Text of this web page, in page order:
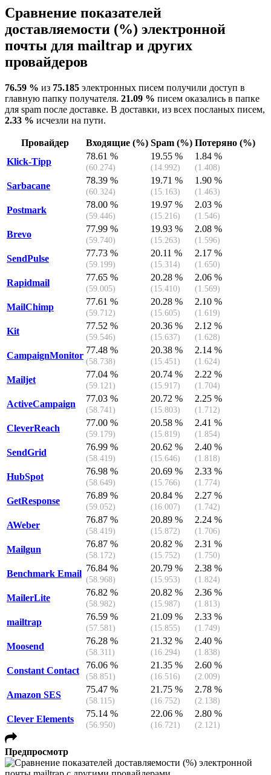
Сравнение показателей
доставляемости (%) электронной
почты для mailtrap и других
провайдеров
76.59 % из 75.185 электронных писем получили доступ в
главную папку получателя. 21.09 % писем оказались в папке
для spam после доставке. В доставки, из всех посланых писем,
2.33 % исчезли на пути.
Провайдер Входящие (%) Spam (%) Потеряно (%)
Klick-Tipp
78.61 %
(60.274)
19.55 %
(14.992)
1.84 %
(1.408)
Sarbacane
78.39 %
(60.324)
19.71 %
(15.163)
1.90 %
(1.463)
Postmark
78.00 %
(59.446)
19.97 %
(15.216)
2.03 %
(1.546)
Brevo
77.99 %
(59.740)
19.93 %
(15.263)
2.08 %
(1.596)
SendPulse
77.73 %
(59.199)
20.11 %
(15.314)
2.17 %
(1.650)
Rapidmail
77.65 %
(59.005)
20.28 %
(15.410)
2.06 %
(1.569)
MailChimp
77.61 %
(59.712)
20.28 %
(15.605)
2.10 %
(1.619)
Kit
77.52 %
(59.546)
20.36 %
(15.637)
2.12 %
(1.628)
CampaignMonitor
77.48 %
(58.738)
20.38 %
(15.451)
2.14 %
(1.624)
Mailjet
77.04 %
(59.121)
20.74 %
(15.917)
2.22 %
(1.704)
ActiveCampaign
77.03 %
(58.741)
20.72 %
(15.803)
2.25 %
(1.712)
CleverReach
77.00 %
(59.179)
20.58 %
(15.819)
2.41 %
(1.854)
SendGrid
76.99 %
(58.419)
20.62 %
(15.646)
2.40 %
(1.818)
HubSpot
76.98 %
(58.649)
20.69 %
(15.766)
2.33 %
(1.774)
GetResponse
76.89 %
(59.052)
20.84 %
(16.007)
2.27 %
(1.742)
AWeber
76.87 %
(58.419)
20.89 %
(15.872)
2.24 %
(1.706)
Mailgun
76.87 %
(58.172)
20.82 %
(15.752)
2.31 %
(1.750)
Benchmark Email
76.84 %
(58.968)
20.79 %
(15.953)
2.38 %
(1.824)
MailerLite
76.82 %
(58.982)
20.82 %
(15.987)
2.36 %
(1.813)
mailtrap
76.59 %
(57.581)
21.09 %
(15.855)
2.33 %
(1.749)
Moosend
76.28 %
(58.311)
21.32 %
(16.294)
2.40 %
(1.838)
Constant Contact
76.06 %
(58.851)
21.35 %
(16.516)
2.60 %
(2.009)
Amazon SES
75.47 %
(58.115)
21.75 %
(16.752)
2.78 %
(2.138)
Clever Elements
75.14 %
(56.950)
22.06 %
(16.721)
2.80 %
(2.121)
Предпросмотр